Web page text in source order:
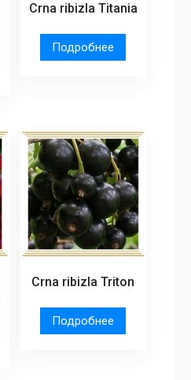
Crna ribizla Titania
Подробнее
Crna ribizla Triton
Подробнее